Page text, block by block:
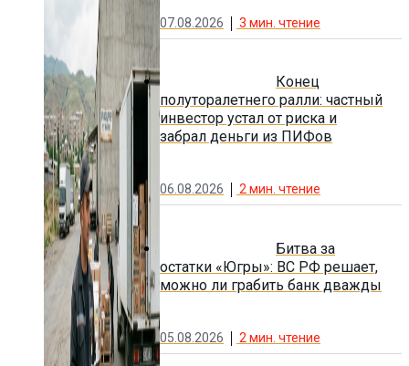
07.08.2026 3 мин. чтение
Конец
полуторалетнего ралли: частный
инвестор устал от риска и
забрал деньги из ПИФов
06.08.2026 2мин. чтение
Битва за
остатки «Югры»: ВС РФ решает,
можно ли грабить банк дважды
05.08.2026 2 мин. чтение